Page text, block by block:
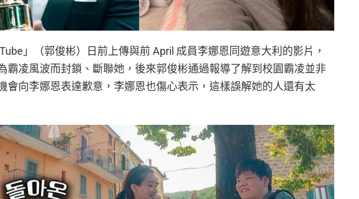
」（郭俊彬）日前上傳與前 April 成員李娜恩同遊意大利的影片，
霸凌風波而封鎖、斷聯她，後來郭俊彬通過報導了解到校園霸凌並非
會向李娜恩表達歉意，李娜恩也傷心表示，這樣誤解她的人還有太